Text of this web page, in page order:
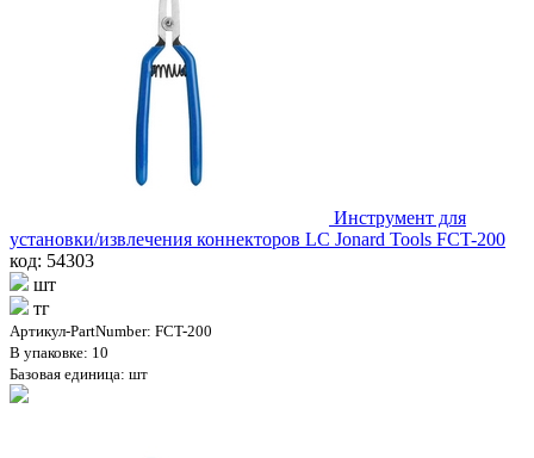
Инструмент для
установки/извлечения коннекторов LC Jonard Tools FCT-200
код: 54303
шт
тг
Артикул-PartNumber: FCT-200
В упаковке: 10
Базовая единица: шт